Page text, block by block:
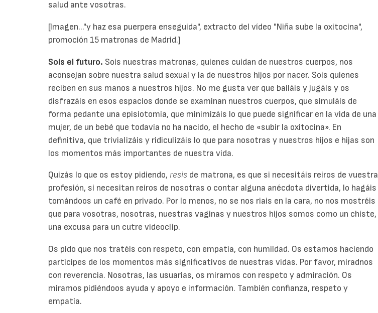
salud ante vosotras.
[Imagen..."y haz esa puerpera enseguida", extracto del vídeo "Niña sube la oxitocina",
promoción 15 matronas de Madrid.]
Sois el futuro. Sois nuestras matronas, quienes cuidan de nuestros cuerpos, nos
aconsejan sobre nuestra salud sexual y la de nuestros hijos por nacer. Sois quienes
reciben en sus manos a nuestros hijos. No me gusta ver que bailáis y jugáis y os
disfrazáis en esos espacios donde se examinan nuestros cuerpos, que simuláis de
forma pedante una episiotomía, que minimizáis lo que puede significar en la vida de una
mujer, de un bebé que todavía no ha nacido, el hecho de «subir la oxitocina». En
definitiva, que trivializáis y ridiculizáis lo que para nosotras y nuestros hijos e hijas son
los momentos más importantes de nuestra vida.
Quizás lo que os estoy pidiendo, resis de matrona, es que si necesitáis reiros de vuestra
profesión, si necesitan reíros de nosotras o contar alguna anécdota divertida, lo hagáis
tomándoos un café en privado. Por lo menos, no se nos riais en la cara, no nos mostréis
que para vosotras, nosotras, nuestras vaginas y nuestros hijos somos como un chiste,
una excusa para un cutre videoclip.
Os pido que nos tratéis con respeto, con empatía, con humildad. Os estamos haciendo
partícipes de los momentos más significativos de nuestras vidas. Por favor, miradnos
con reverencia. Nosotras, las usuarias, os miramos con respeto y admiración. Os
miramos pidiéndoos ayuda y apoyo e información. También confianza, respeto y
empatía.